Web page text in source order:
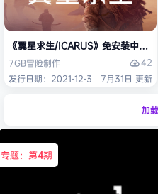
《翼星求生/ICARUS》免安装中文版
7GB冒险制作
42
发行日期：2021-12-3
7月31日 更新
加
专题：第4期